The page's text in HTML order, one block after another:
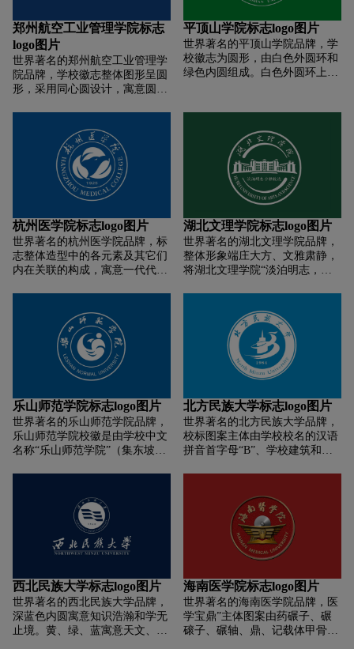
学校对莘莘学子的美好祝福。除
此之外，海南热带海洋学院的标
志还代表着五指山与南圣河，奔
流到海。
郑州航空工业管理学院标志
logo图片
世界著名的郑州航空工业管理学
院品牌，学校徽志整体图形呈圆
形，采用同心圆设计，寓意圆
圆中心是经过变形处理的飞行
器，飞行器中间部分的书本象征
教育教学，电子轨迹象征科学研
究，飞行器两侧的双环寓意突
破，展现了飞行器冲破音障，极
速飞行的瞬间。内圆正下方是学
校建校时间。徽志外圆是弧形设
计的学校校名的中英文全称。徽
志寓意学校秉承航空报国的优良
传统，以教育教学为中心，以科
学研究为动力，立足航空，抢抓
平顶山学院标志logo图片
世界著名的平顶山学院品牌，学
校徽志为圆形，由白色外圆环和
绿色内圆组成。白色外圆环上方
“Pingdingshan University”，圆环
中部左右两个红色圆点分别代表
两个校区。绿色内圆上有象形图
案，喻意飞翔的雄鹰、扬帆远航
的帆船、翻开的书页。
杭州医学院标志logo图片
世界著名的杭州医学院品牌，标
志整体造型中的各元素及其它们
内在关联的构成，寓意一代代高
成长，并从此面向现代化、面向
未来、面向世界而展翅飞翔；阐
释了杭州医学院培养高素质医学
人才的崇高使命。标志采用的构
图元素和色彩并由此构成的图
形，线条流畅，与人亲和，有可
及的自然质感；其清湛的蓝色似
洋溢着睿智，凝聚着理性，稳健
中透发出蓬勃的朝气，宁静里孕
育着无限的希望。充分体现了医
学院校的特点。她寄语于杭州医
湖北文理学院标志logo图片
世界著名的湖北文理学院品牌，
整体形象端庄大方、文雅肃静，
将湖北文理学院“淡泊明志，宁
字样采用了中国著名书法家米芾
字体，下部分书写英文字样，呈
弧形，似底座，稳稳托起核心建
筑，寓意学院吸纳中外精髓，博
采众家之长，气吞山河、海纳百
川之势，为中华腹地培育国之栋
梁的民族情怀和面向世界、面向
未来的开阔视野。
乐山师范学院标志logo图片
世界著名的乐山师范学院品牌，
乐山师范学院校徽是由学校中文
名称“乐山师范学院”（集东坡
图案组成，以三江蓝（深蓝）为
标准色。视觉识别形象（核心图
案）由学校名称的汉语拼音
“LSSY”变形,以“LS”为主线构
天独厚的地理环境。图案以浪花
为形，其形旋转翻腾极具动感,为
“春潮滚滚”之意,寓意我校创办于
1978年,是一所在改革春风中建
立，在改革春潮中发展的年轻高
北方民族大学标志logo图片
世界著名的北方民族大学品牌，
校标图案主体由学校校名的汉语
拼音首字母“B”、学校建筑和阿
校名，下弧为学校英文全称。字
母“B”环绕学校建筑幻化为腾飞
的凤凰和涌动的河流，寓意学校
建于黄河之滨、事业蒸蒸日上；
稳重的蓝色作为标志色，象征深
邃、博大、专业、希望、自信，
彰显了学校奋发进取、锐意创新
的时代精神；1984为建校时间。
西北民族大学标志logo图片
世界著名的西北民族大学品牌，
深蓝色内圆寓意知识浩瀚和学无
止境。黄、绿、蓝寓意天文、地
海南医学院标志logo图片
世界著名的海南医学院品牌，医
学宝鼎”主体图案由药碾子、碾
磙子、碾轴、鼎、记载体甲骨